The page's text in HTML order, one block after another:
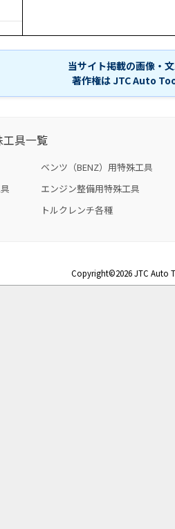
当サイト掲載の画像・
著作権は JTC Auto
具一覧
ベンツ（BENZ）用特殊工具
エンジン整備用特殊工具
トルクレンチ各種
Copyright©2026 JTC Auto